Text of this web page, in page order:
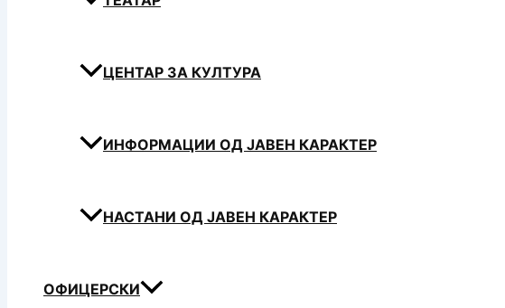
ЦЕНТАР ЗА КУЛТУРА
ИНФОРМАЦИИ ОД ЈАВЕН КАРАКТЕР
НАСТАНИ ОД ЈАВЕН КАРАКТЕР
ОФИЦЕРСКИ